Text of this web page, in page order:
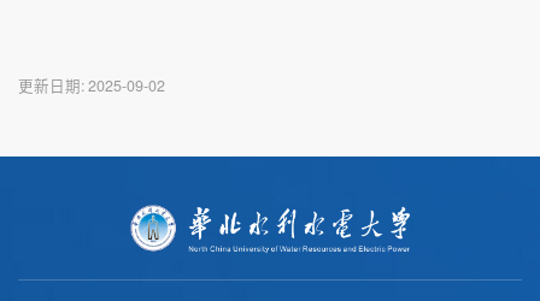
更新日期:2025-09-02